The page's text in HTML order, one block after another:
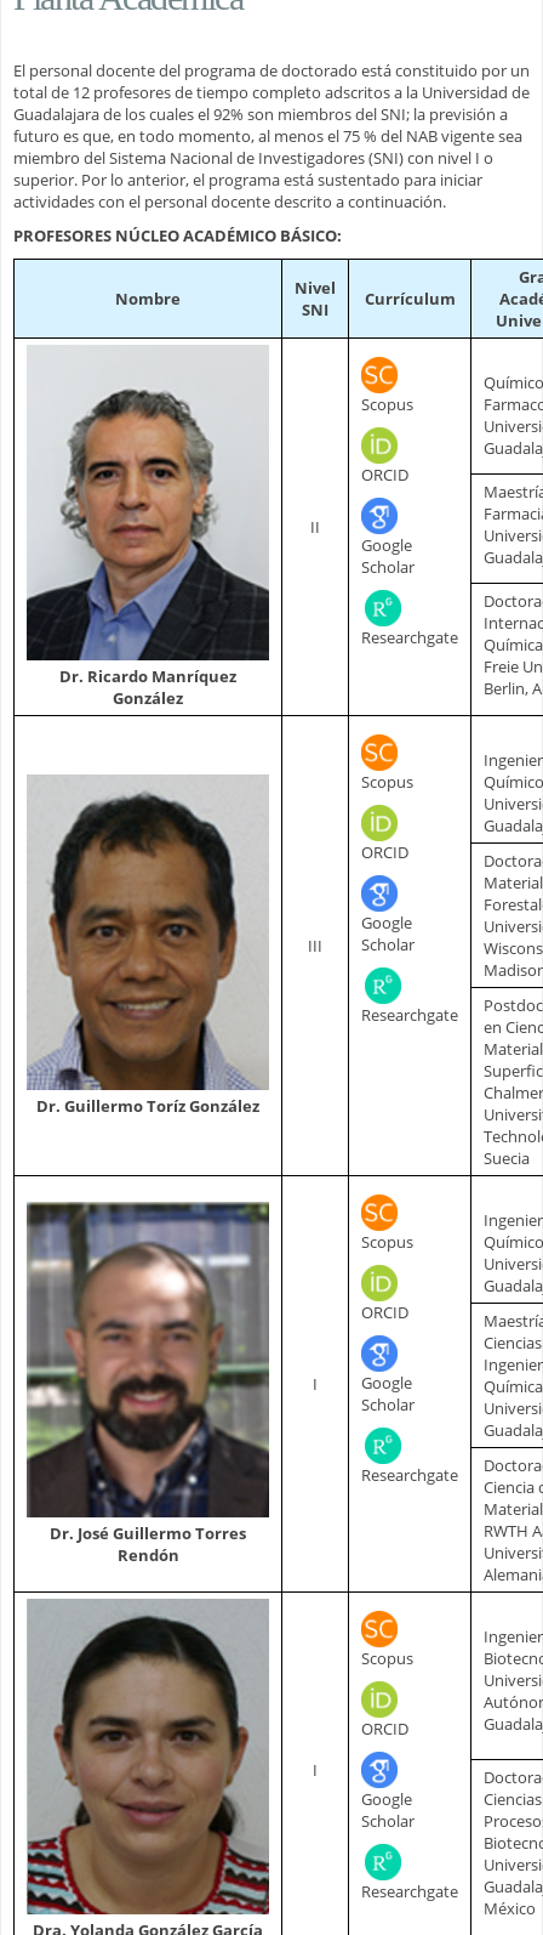
El personal docente del programa de doctorado está constituido por un
total de 12 profesores de tiempo completo adscritos a la Universidad de
Guadalajara de los cuales el 92% son miembros del SNI; la previsión a
futuro es que, en todo momento, al menos el 75 % del NAB vigente sea
miembro del Sistema Nacional de Investigadores (SNI) con nivel I o
superior. Por lo anterior, el programa está sustentado para iniciar
actividades con el personal docente descrito a continuación.
PROFESORES NÚCLEO ACADÉMICO BÁSICO:
Nombre
Nivel
SNI
Currículum
Dr. Ricardo Manríquez
González
II
Scopus
ORCID
Google
Scholar
Researchgate
Químico
Química
Freie
Berlin,
Dr. Guillermo Toríz González
III
Scopus
ORCID
Google
Scholar
Researchgate
Químico
en
Suecia
Dr. José Guillermo Torres
Rendón
I
Scopus
ORCID
Google
Scholar
Researchgate
Químico
Química
Ciencia
RWTH
Dra. Yolanda González García
I
Scopus
ORCID
Google
Scholar
Researchgate
México